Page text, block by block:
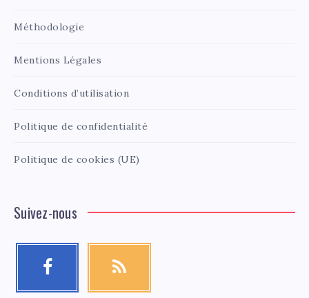
Méthodologie
Mentions Légales
Conditions d’utilisation
Politique de confidentialité
Politique de cookies (UE)
Suivez-nous